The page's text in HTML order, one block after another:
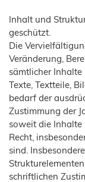
Inhalt und
geschützt.
Die
Veränderung,
sämtlicher Inhalte
Texte, Textteile,
bedarf der
Zustimmung der
soweit die Inhalte
Recht,
sind.
schriftlichen